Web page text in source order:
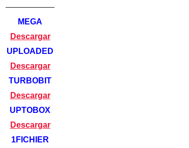
——————
MEGA
Descargar
UPLOADED
Descargar
TURBOBIT
Descargar
UPTOBOX
Descargar
1FICHIER